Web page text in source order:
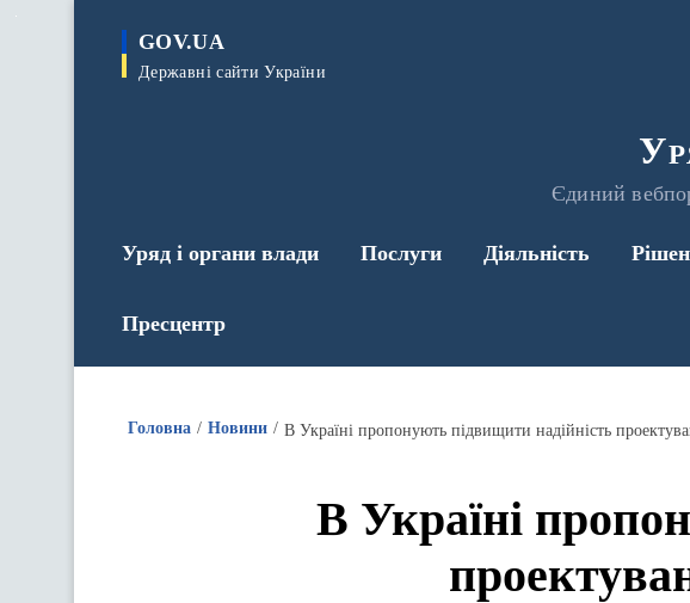
GOV.UA
Державні сайти України
Єдиний
Уряд і органи влади Послуги Діяльність
Пресцентр
Головна Новини В Україні пропонують підвищити надійність
В Україні